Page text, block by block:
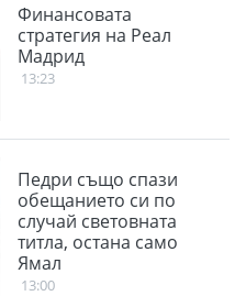
Финансовата
стратегия на Реал
Мадрид
13:23
Педри също спази
обещанието си по
случай световната
титла, остана само
Ямал
13:00